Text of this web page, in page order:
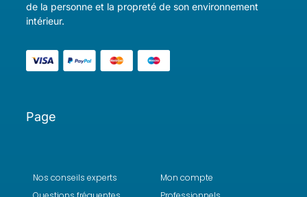
de la personne et la propreté de son environnement
intérieur.
Page
Nos conseils experts
Mon compte